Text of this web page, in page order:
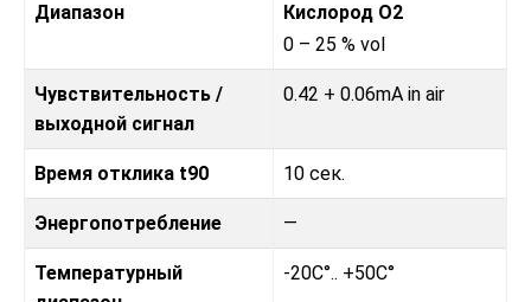
Диапазон
Кислород O2
0 – 25 % vol
Чувствительность /
выходной сигнал
0.42 + 0.06mA in air
Время отклика t90 10 сек.
Энергопотребление —
Температурный
-20C°.. +50C°